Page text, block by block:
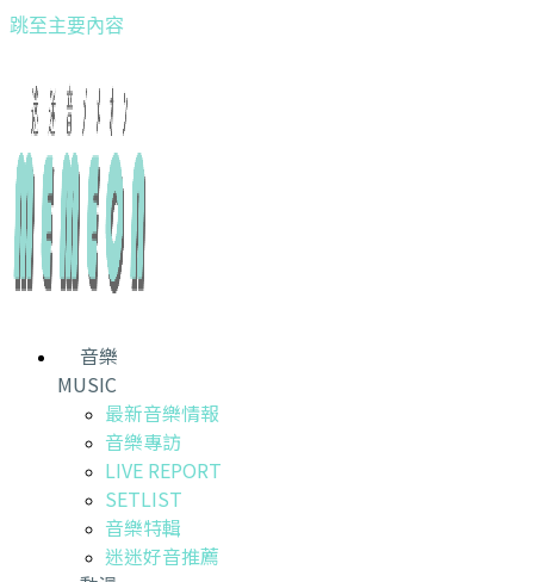
跳至主要內容
音樂
MUSIC
最新音樂情報
音樂專訪
LIVE REPORT
SETLIST
音樂特輯
迷迷好音推薦